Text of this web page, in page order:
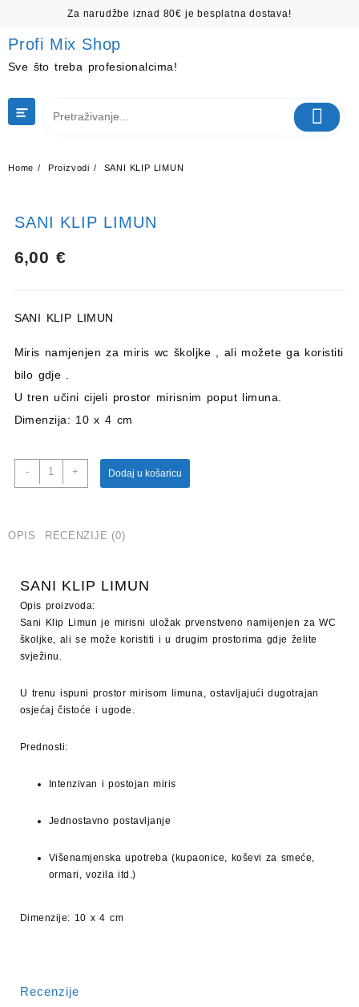
content
Za narudžbe iznad 80€ je besplatna dostava!
Profi Mix Shop
Sve što treba profesionalcima!
Home Proizvodi SANI KLIP LIMUN
SANI KLIP LIMUN
6,00 €
SANI KLIP LIMUN
Miris namjenjen za miris wc školjke , ali možete ga koristiti
bilo gdje .
U tren učini cijeli prostor mirisnim poput limuna.
Dimenzija: 10 x 4 cm
-
SANI
KLIP
+ Dodaj u košaricu
OPIS RECENZIJE (0)
SANI KLIP LIMUN
Opis proizvoda:
Sani Klip Limun je mirisni uložak prvenstveno namijenjen za WC
školjke, ali se može koristiti i u drugim prostorima gdje želite
svježinu.
U trenu ispuni prostor mirisom limuna, ostavljajući dugotrajan
osjećaj čistoće i ugode.
Prednosti:
Intenzivan i postojan miris
Jednostavno postavljanje
Višenamjenska upotreba (kupaonice, koševi za smeće,
ormari, vozila itd.)
Dimenzije: 10 x 4 cm
Recenzije